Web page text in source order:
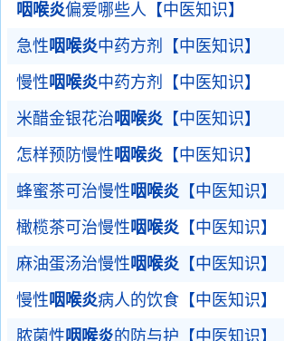
咽喉炎偏爱哪些人【中医知识】
急性咽喉炎中药方剂【中医知识】
慢性咽喉炎中药方剂【中医知识】
米醋金银花治咽喉炎 【中医知识】
怎样预防慢性咽喉炎 【中医知识】
蜂蜜茶可治慢性咽喉炎 【中医知识】
橄榄茶可治慢性咽喉炎 【中医知识】
麻油蛋汤治慢性咽喉炎 【中医知识】
慢性咽喉炎病人的饮食【中医知识】
脓菌性咽喉炎的防与护【中医知识】